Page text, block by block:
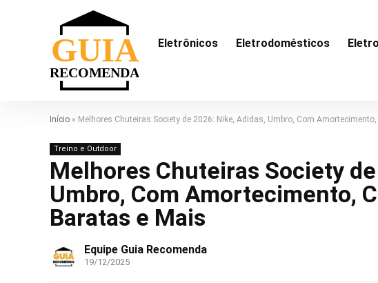
Eletrônicos Eletrodomésticos
Início » Melhores Chuteiras Society de 2026: Nike, Adidas, Umbro, Com
Treino e Outdoor
Melhores Chuteiras Society
Umbro, Com Amortecimento,
Baratas e Mais
Equipe Guia Recomenda
19/12/2025